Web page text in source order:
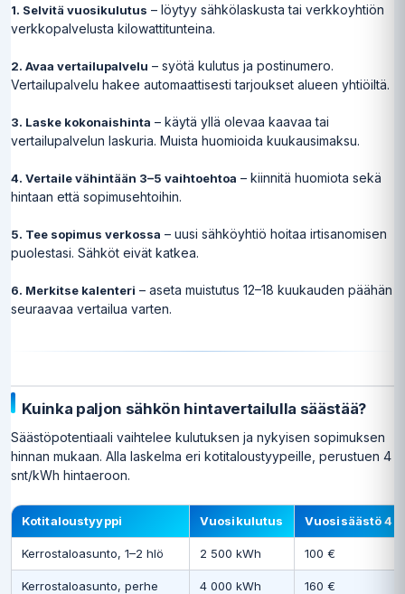
1. Selvitä vuosikulutus – löytyy sähkölaskusta tai verkkoyhtiön
verkkopalvelusta kilowattitunteina.
2. Avaa vertailupalvelu – syötä kulutus ja postinumero.
Vertailupalvelu hakee automaattisesti tarjoukset alueen yhtiöiltä.
3. Laske kokonaishinta – käytä yllä olevaa kaavaa tai
vertailupalvelun laskuria. Muista huomioida kuukausimaksu.
4. Vertaile vähintään 3–5 vaihtoehtoa – kiinnitä huomiota sekä
hintaan että sopimusehtoihin.
5. Tee sopimus verkossa – uusi sähköyhtiö hoitaa irtisanomisen
puolestasi. Sähköt eivät katkea.
6. Merkitse kalenteri – aseta muistutus 12–18 kuukauden päähän
seuraavaa vertailua varten.
Kuinka paljon sähkön hintavertailulla säästää?
Säästöpotentiaali vaihtelee kulutuksen ja nykyisen sopimuksen
hinnan mukaan. Alla laskelma eri kotitaloustyypeille, perustuen 4
snt/kWh hintaeroon.
Kotitaloustyyppi Vuosikulutus Vuosisäästö 4
Kerrostaloasunto, 1–2 hlö 2 500 kWh 100 €
Kerrostaloasunto, perhe 4 000 kWh 160 €